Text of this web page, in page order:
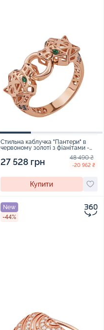
Стильна каблучка "Пантери" в
червоному золоті з фіанітами -
27 528 грн 48 490 ₴
-20 962 ₴
Купити
New
-44%